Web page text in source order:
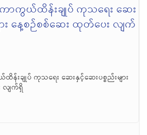
ဂါကာကွယ်ထိန်းချုပ် ကုသရေး ဆေး
ား နေ့စဉ်စစ်ဆေး ထုတ်ပေး လျက်
ထိန်းချုပ် ကုသရေး ဆေးနှင့်ဆေးပစ္စည်းများ
လျက်ရှိ